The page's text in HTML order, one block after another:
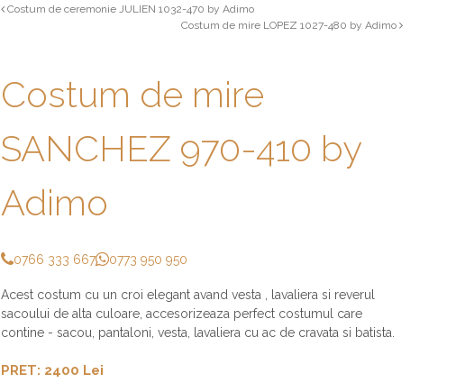
Costum de ceremonie JULIEN 1032-470 by Adimo
Costum de mire LOPEZ 1027-480 by Adimo
Costum de mire
SANCHEZ 970-410 by
Adimo
0766 333 667 0773 950 950
Acest costum cu un croi elegant avand vesta , lavaliera si reverul
sacoului de alta culoare, accesorizeaza perfect costumul care
contine - sacou, pantaloni, vesta, lavaliera cu ac de cravata si batista.
PRET: 2400 Lei